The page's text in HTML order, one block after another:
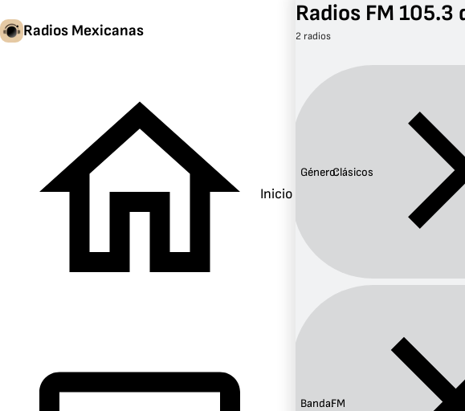
Radios Mexicanas
Inicio 2 radios
Género:
Radios FM 105.3
2 radios
Género:Clásicos
Banda:FM